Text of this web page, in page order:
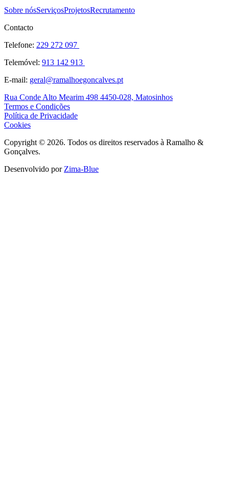
Sobre nósServiçosProjetosRecrutamento
Contacto
Telefone: 229 272 097
Telemóvel: 913 142 913
E-mail: geral@ramalhoegoncalves.pt
Rua Conde Alto Mearim 498 4450-028, Matosinhos
Termos e Condições
Política de Privacidade
Cookies
Copyright © 2026. Todos os direitos reservados à Ramalho &
Gonçalves.
Desenvolvido por Zima-Blue